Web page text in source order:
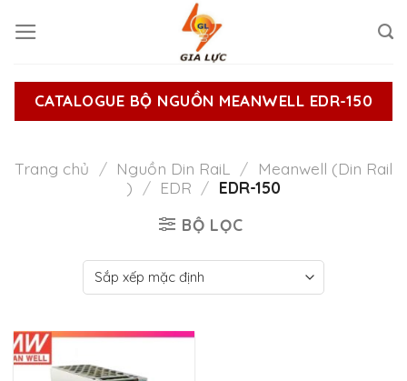
CATALOGUE BỘ NGUỒN MEANWELL EDR-150
Trang chủ / Nguồn Din RaiL / Meanwell (Din Rail
) / EDR / EDR-150
BỘ LỌC